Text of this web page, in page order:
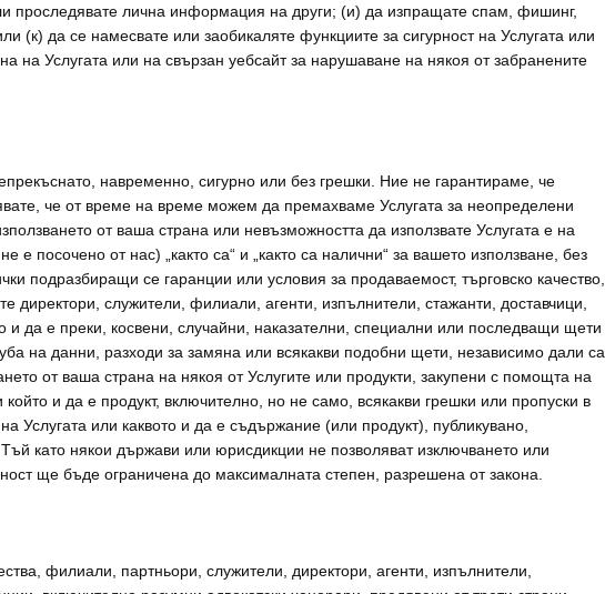
проследявате лична информация на други; (и) да изпращате спам, фишинг,
(к) да се намесвате или заобикаляте функциите за сигурност на Услугата или
на Услугата или на свързан уебсайт за нарушаване на някоя от забранените
навременно, сигурно или без грешки. Ние не гарантираме, че
че от време на време можем да премахваме Услугата за неопределени
от ваша страна или невъзможността да използвате Услугата е на
е посочено от нас) „както са“ и „както са налични“ за вашето използване, без
подразбиращи се гаранции или условия за продаваемост, търговско качество,
служители, филиали, агенти, изпълнители, стажанти, доставчици,
и да е преки, косвени, случайни, наказателни, специални или последващи щети
на данни, разходи за замяна или всякакви подобни щети, независимо дали са
от ваша страна на някоя от Услугите или продукти, закупени с помощта на
и да е продукт, включително, но не само, всякакви грешки или пропуски в
Услугата или каквото и да е съдържание (или продукт), публикувано,
като някои държави или юрисдикции не позволяват изключването или
ще бъде ограничена до максималната степен, разрешена от закона.
филиали, партньори, служители, директори, агенти, изпълнители,